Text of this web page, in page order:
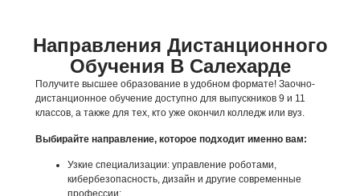
Направления Дистанционного
Обучения В Салехарде
Получите высшее образование в удобном формате! Заочно-
дистанционное обучение доступно для выпускников 9 и 11
классов, а также для тех, кто уже окончил колледж или вуз.
Выбирайте направление, которое подходит именно вам:
Узкие специализации: управление роботами,
кибербезопасность, дизайн и другие современные